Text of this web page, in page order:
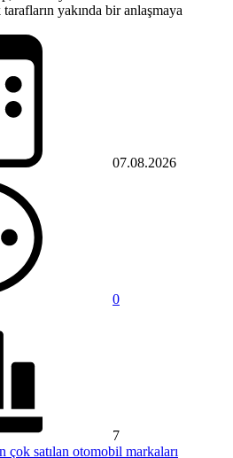
yakında bir anlaşmaya
07.08.2026
0
7